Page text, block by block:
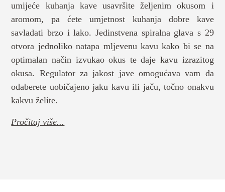
umijeće kuhanja kave usavršite željenim okusom i
aromom, pa ćete umjetnost kuhanja dobre kave
savladati brzo i lako. Jedinstvena spiralna glava s 29
otvora jednoliko natapa mljevenu kavu kako bi se na
optimalan način izvukao okus te daje kavu izrazitog
okusa. Regulator za jakost jave omogućava vam da
odaberete uobičajeno jaku kavu ili jaču, točno onakvu
kakvu želite.
Pročitaj više...